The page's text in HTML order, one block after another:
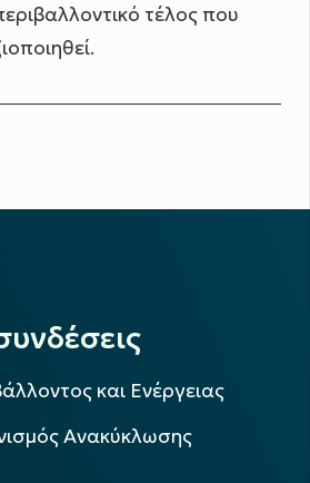
τέλος που
και Ενέργειας
Ανακύκλωσης